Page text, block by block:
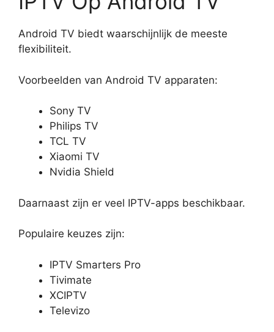
Android TV biedt waarschijnlijk de meeste
flexibiliteit.
Voorbeelden van Android TV apparaten:
Sony TV
Philips TV
TCL TV
Xiaomi TV
Nvidia Shield
Daarnaast zijn er veel IPTV-apps beschikbaar.
Populaire keuzes zijn:
IPTV Smarters Pro
Tivimate
XCIPTV
Televizo